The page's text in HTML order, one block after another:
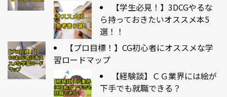
【学生必見！】3DCGやるな
ら持っておきたいオススメ本5
選！！
【プロ目標！】CG初心者にオススメな学
習ロードマップ
【経験談】ＣＧ業界には絵が
下手でも就職できる？